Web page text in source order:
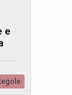
e